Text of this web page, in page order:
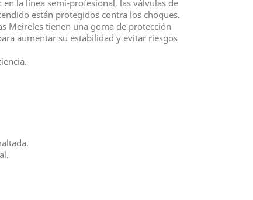
en la línea semi-profesional, las válvulas de
están protegidos contra los choques.
Meireles tienen una goma de protección
aumentar su estabilidad y evitar riesgos